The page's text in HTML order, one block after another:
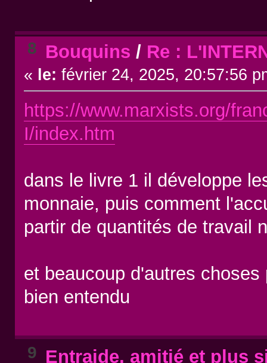
8 Bouquins / Re :
« le: février 24, 2025, 20:57:56
https://www.marxists.org/
I/index.htm
dans le livre 1 il développe
monnaie, puis comment
partir de quantités de travail
et beaucoup d'autres
bien entendu
9 Entraide, amitié et plus